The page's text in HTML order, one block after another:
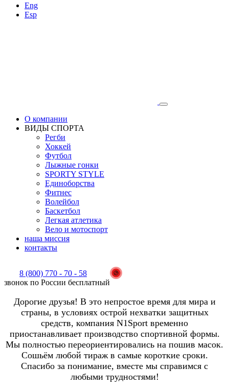
Eng
Esp
О компании
ВИДЫ СПОРТА
Регби
Хоккей
Футбол
Лыжные гонки
SPORTY STYLE
Единоборства
Фитнес
Волейбол
Баскетбол
Легкая атлетика
Вело и мотоспорт
наша миссия
контакты
8 (800) 770 - 70 - 58
звонок по России бесплатный
Дорогие друзья! В это непростое время для мира и
страны, в условиях острой нехватки защитных
средств, компания N1Sport временно
приостанавливает производство спортивной формы.
Мы полностью переориентировались на пошив масок.
Сошьём любой тираж в самые короткие сроки.
Спасибо за понимание, вместе мы справимся с
любыми трудностями!